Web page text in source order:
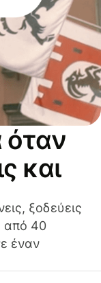
όταν
και
ξοδεύεις
από 40
έναν